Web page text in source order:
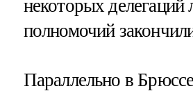
некоторых делегаций
полномочий
Параллельно в